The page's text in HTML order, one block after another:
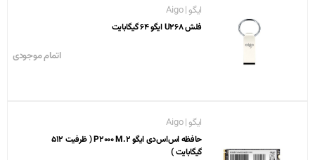
ایگو | Aigo
فلش U268 ایگو 64 گیگابایت
اتمام موجودی
ایگو | Aigo
حافظه اس‌اس‌دی ایگو P2000 M.2 ( ظرفیت 512
گیگابایت )